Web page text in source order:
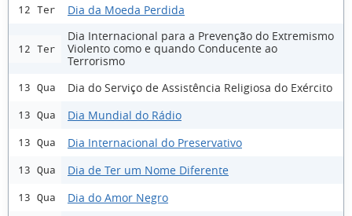
12 Ter Dia da Moeda Perdida
12 Ter
Dia Internacional para a Prevenção do Extremismo
Violento como e quando Conducente ao
Terrorismo
13 Qua Dia do Serviço de Assistência Religiosa do Exército
13 Qua Dia Mundial do Rádio
13 Qua Dia Internacional do Preservativo
13 Qua Dia de Ter um Nome Diferente
13 Qua Dia do Amor Negro